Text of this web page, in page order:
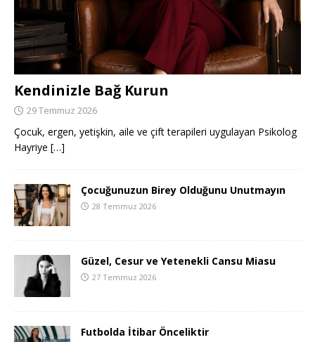
Kendinizle Bağ Kurun
29 Temmuz 2026
Çocuk, ergen, yetişkin, aile ve çift terapileri uygulayan Psikolog
Hayriye […]
Çocuğunuzun Birey Olduğunu Unutmayın
28 Temmuz 2026
Güzel, Cesur ve Yetenekli Cansu Miasu
27 Temmuz 2026
Futbolda İtibar Önceliktir